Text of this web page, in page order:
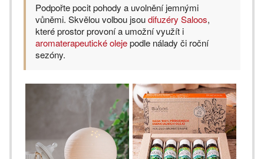
Podpořte pocit pohody a uvolnění jemnými
vůněmi. Skvělou volbou jsoudifuzéry Saloos,
které prostor provoní a umožní využít i
aromaterapeutické olejepodle nálady či roční
sezóny.